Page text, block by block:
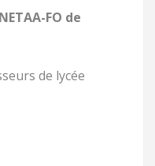
FO de
de lycée